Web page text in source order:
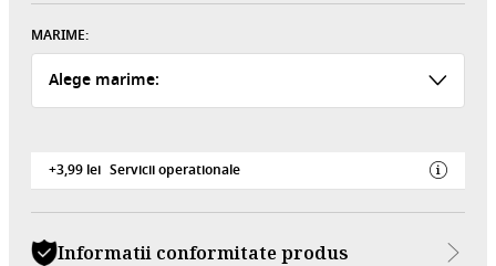
MARIME:
Alege marime:
+3,99 lei Servicii operationale
Informatii conformitate produs